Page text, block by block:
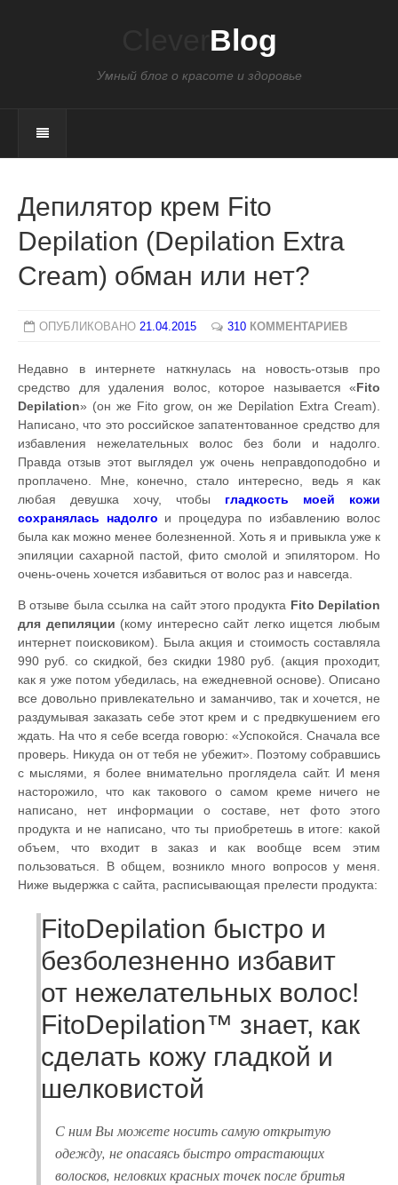
Blog
Умный блог о красоте и здоровье
Депилятор крем Fito
Depilation (Depilation Extra
Cream) обман или нет?
ОПУБЛИКОВАНО 21.04.2015 310 КОММЕНТАРИЕВ
Недавно в интернете наткнулась на новость-отзыв про
средство для удаления волос, которое называется «Fito
Depilation» (он же Fito grow, он же Depilation Extra Cream).
Написано, что это российское запатентованное средство для
избавления нежелательных волос без боли и надолго.
Правда отзыв этот выглядел уж очень неправдоподобно и
проплачено. Мне, конечно, стало интересно, ведь я как
любая девушка хочу, чтобы гладкость моей кожи
сохранялась надолго и процедура по избавлению волос
была как можно менее болезненной. Хоть я и привыкла уже к
эпиляции сахарной пастой, фито смолой и эпилятором. Но
очень-очень хочется избавиться от волос раз и навсегда.
В отзыве была ссылка на сайт этого продукта Fito Depilation
для депиляции (кому интересно сайт легко ищется любым
интернет поисковиком). Была акция и стоимость составляла
990 руб. со скидкой, без скидки 1980 руб. (акция проходит,
как я уже потом убедилась, на ежедневной основе). Описано
все довольно привлекательно и заманчиво, так и хочется, не
раздумывая заказать себе этот крем и с предвкушением его
ждать. На что я себе всегда говорю: «Успокойся. Сначала все
проверь. Никуда он от тебя не убежит». Поэтому собравшись
с мыслями, я более внимательно проглядела сайт. И меня
насторожило, что как такового о самом креме ничего не
написано, нет информации о составе, нет фото этого
продукта и не написано, что ты приобретешь в итоге: какой
объем, что входит в заказ и как вообще всем этим
пользоваться. В общем, возникло много вопросов у меня.
Ниже выдержка с сайта, расписывающая прелести продукта:
FitoDepilation быстро и
безболезненно избавит
от нежелательных волос!
FitoDepilation™ знает, как
сделать кожу гладкой и
шелковистой
С ним Вы можете носить самую открытую
одежду, не опасаясь быстро отрастающих
волосков, неловких красных точек после бритья